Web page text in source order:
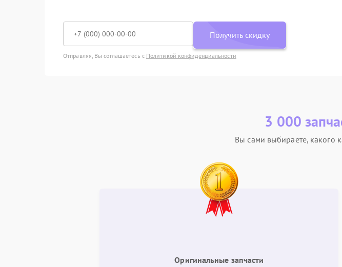
Получить скидку
Отправляя, Вы соглашаетесь с Политикой конфиденциальности
3 000
Вы сами выбираете, какого
Оригинальные запчасти